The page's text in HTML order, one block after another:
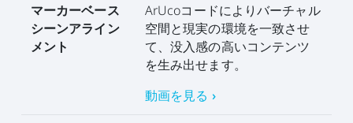
マーカーベース
シーンアライン
メント
ArUcoコードによりバーチャル
空間と現実の環境を一致させ
て、没入感の高いコンテンツ
を生み出せます。
動画を見る ›